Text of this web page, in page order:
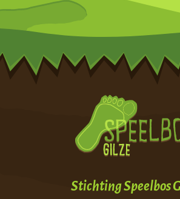
Stichting Speelbos